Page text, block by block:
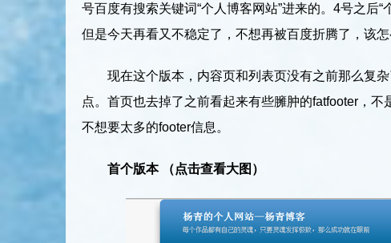
号百度有搜索关键词“个人博客网站”进来的。4号之后
但是今天再看又不稳定了，不想再被百度折腾了，该
现在这个版本，内容页和列表页没有之前那么复
点。首页也去掉了之前看起来有些臃肿的fatfooter，
不想要太多的footer信息。
首个版本 （点击查看大图）